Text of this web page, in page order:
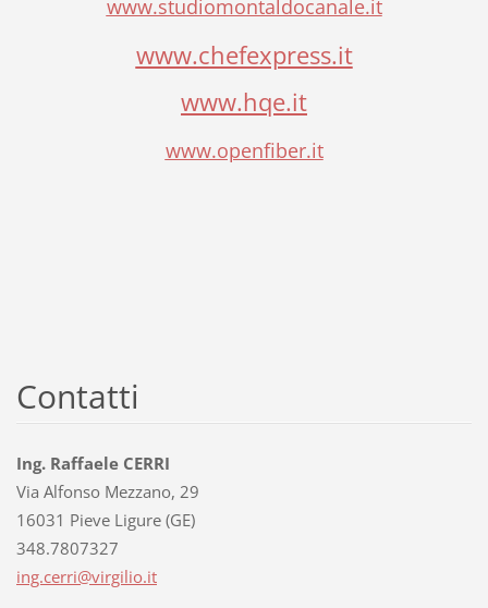
www.studiomontaldocanale.it
www.chefexpress.it
www.hqe.it
www.openfiber.it
Contatti
Ing. Raffaele CERRI
Via Alfonso Mezzano, 29
16031 Pieve Ligure (GE)
348.7807327
ing.cerri@virgilio.it